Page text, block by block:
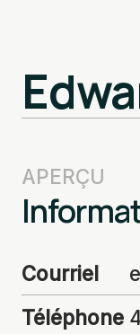
APERÇU
Courriel
Téléphone